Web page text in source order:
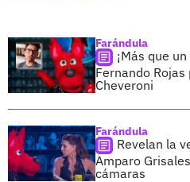
Farándula
¡Más que
Fernando
Cheveroni
Farándula
Revelan la
Amparo
cámaras